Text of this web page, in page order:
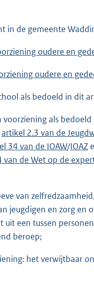
in de gemeente
oudere en
oudere en
als bedoeld in dit
als bedoeld
artikel 2.3 van de
34 van de IOAW/IOAZ
van de Wet op de
van
jeugdigen en zorg en
uit een tussen
beroep;
het verwijtbaar